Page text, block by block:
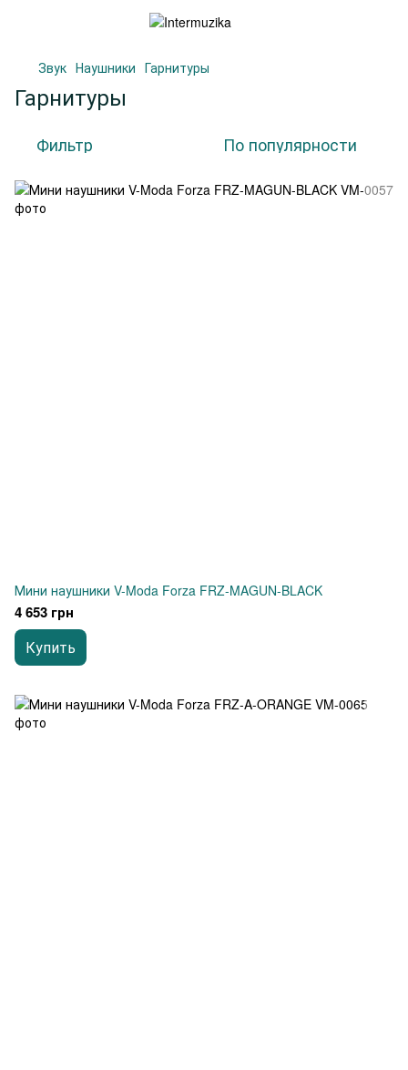
Звук Наушники Гарнитуры
Гарнитуры
Фильтр По популярности
Мини наушники V-Moda Forza FRZ-MAGUN-BLACK
4 653 грн
Купить